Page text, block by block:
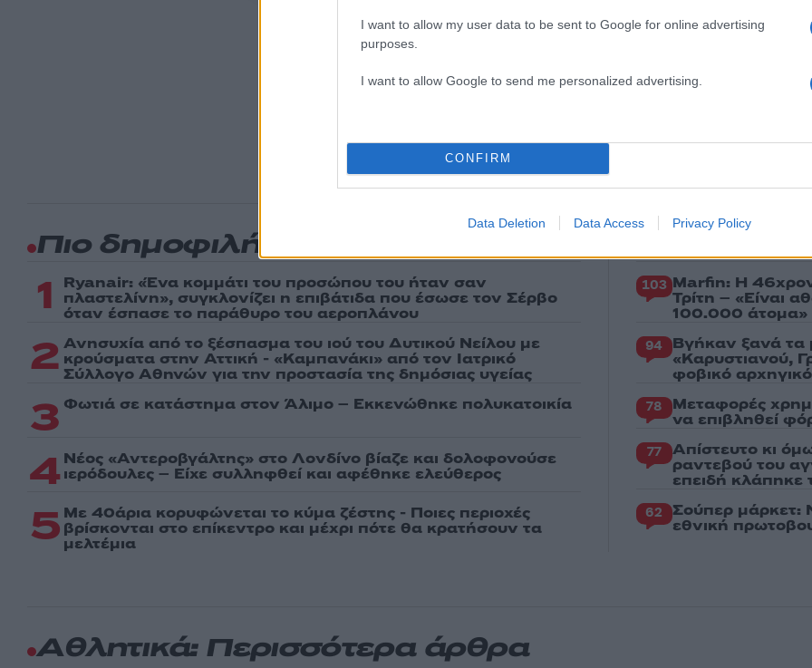
I want to allow my user data to be sent to Google for online advertising
purposes.
I want to allow Google to send me personalized advertising.
CONFIRM
Data Deletion Data Access Privacy Policy
Ακολουθήστε το Νewsit.gr στο Google News
και ενημερωθείτε
Πιο δημοφιλή
1 Ryanair: «Ένα κομμάτι του προσώπου του ήταν σαν
πλαστελίνη», συγκλονίζει η επιβάτιδα που έσωσε τον Σέρβο
όταν έσπασε το παράθυρο του αεροπλάνου
2 Ανησυχία από το ξέσπασμα του ιού του Δυτικού Νείλου με
κρούσματα στην Αττική - «Καμπανάκι» από τον Ιατρικό
Σύλλογο Αθηνών για την προστασία της δημόσιας υγείας
3 Φωτιά σε κατάστημα στον Άλιμο – Εκκενώθηκε πολυκατοικία
4 Νέος «Αντεροβγάλτης» στο Λονδίνο βίαζε και δολοφονούσε
ιερόδουλες – Είχε συλληφθεί και αφέθηκε ελεύθερος
5 Με 40άρια κορυφώνεται το κύμα ζέστης - Ποιες περιοχές
βρίσκονται στο επίκεντρο και μέχρι πότε θα κρατήσουν τα
μελτέμια
103 Marfin: Η
Τρίτη – «Είναι
100.000 άτομα»
94 Βγήκαν ξανά τα
«Καρυστιανού,
φοβικό
78 Μεταφορές
να επιβληθεί
77 Απίστευτο κι
ραντεβού του
επειδή κλάπηκε
62 Σούπερ μάρκετ:
εθνική
Αθλητικά: Περισσότερα άρθρα